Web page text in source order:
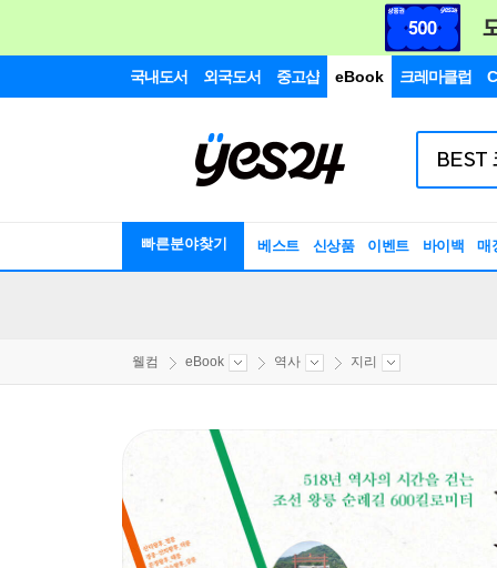
국내도서 외국도서 중고샵 eBook 크레마클럽
빠른분야찾기 베스트 신상품 이벤트 바이백 매
웰컴 eBook 역사 지리